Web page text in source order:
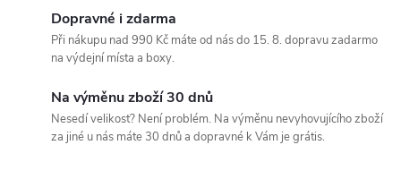
Dopravné i zdarma
Při nákupu nad 990 Kč máte od nás do 15. 8. dopravu zadarmo
na výdejní místa a boxy.
Na výměnu zboží 30 dnů
Nesedí velikost? Není problém. Na výměnu nevyhovujícího zboží
za jiné u nás máte 30 dnů a dopravné k Vám je grátis.